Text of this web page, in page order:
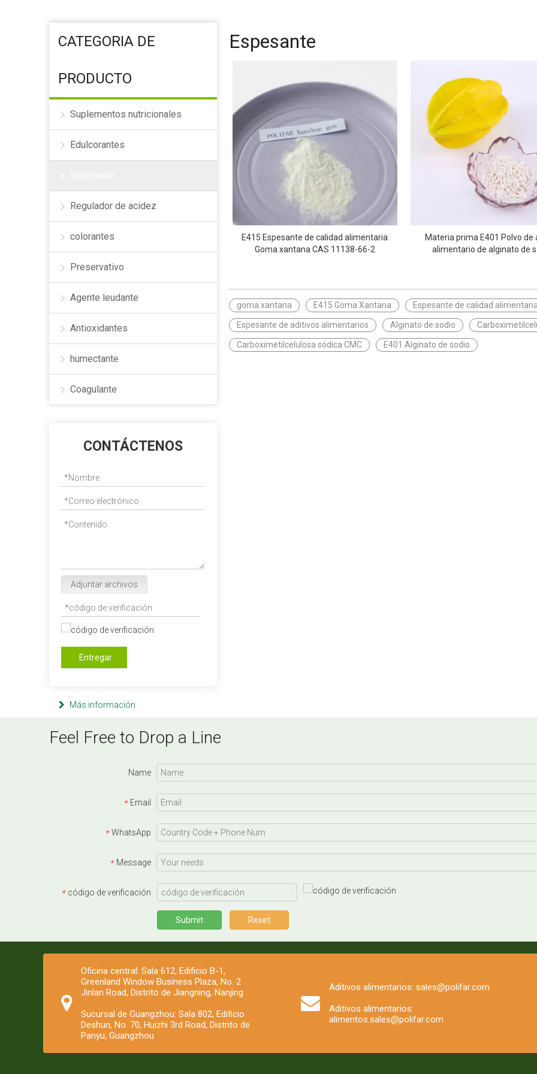
Goma xantana
CATEGORIA DE
PRODUCTO
Suplementos nutricionales
Edulcorantes
Regulador de acidez
colorantes
Preservativo
Agente leudante
Antioxidantes
humectante
Coagulante
CONTÁCTENOS
Adjuntar archivos
Entregar
Espesante
E415 Espesante de calidad alimentaria
Goma xantana CAS 11138-66-2
Materia prima E401 Polvo de
alimentario de alginato de
goma xantana E415 Goma Xantana Espesante de calidad alimentaria
Espesante de aditivos alimentarios Alginato de sodio
Carboximetilcelulosa sódica CMC E401 Alginato de sodio
Más información
Feel Free to Drop a Line
Name
* Email
* WhatsApp
* Message
* código de verificación
Submit Reset
Oficina central: Sala 612, Edificio B-1,
Greenland Window Business Plaza, No. 2
Jinlan Road, Distrito de Jiangning, Nanjing
Sucursal de Guangzhou: Sala 802, Edificio
Deshun, No. 70, Huizhi 3rd Road, Distrito de
Panyu, Guangzhou
Aditivos alimentarios: sales@polifar.com
Aditivos alimentarios:
alimentos.sales@polifar.com